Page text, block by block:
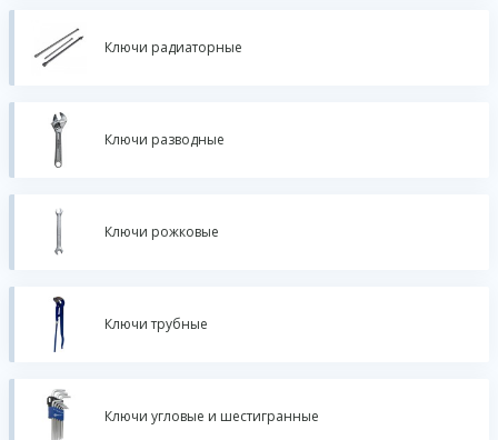
Ключи радиаторные
Ключи разводные
Ключи рожковые
Ключи трубные
Ключи угловые и шестигранные